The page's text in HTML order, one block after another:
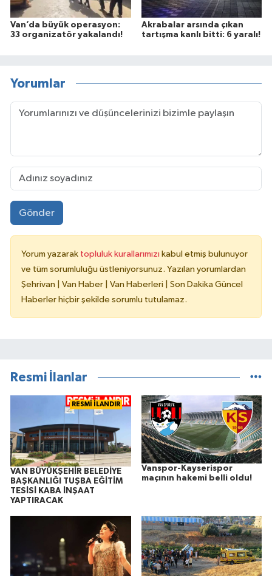
Van’da büyük operasyon:
33 organizatör yakalandı!
Akrabalar arsında çıkan
tartışma kanlı bitti: 6 yaralı!
Yorumlar
Gönder
Yorum yazarak topluluk kurallarımızı kabul etmiş bulunuyor
ve tüm sorumluluğu üstleniyorsunuz. Yazılan yorumlardan
Şehrivan | Van Haber | Van Haberleri | Son Dakika Güncel
Haberler hiçbir şekilde sorumlu tutulamaz.
Resmi İlanlar
RESMİ İLANDIR
VAN BÜYÜKŞEHİR BELEDİYE
BAŞKANLIĞI TUŞBA EĞİTİM
TESİSİ KABA İNŞAAT
YAPTIRACAK
Vanspor-Kayserispor
maçının hakemi belli oldu!